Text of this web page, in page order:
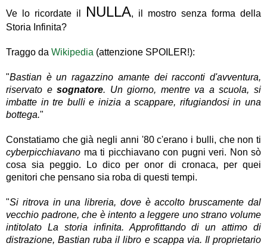
Ve lo ricordate il NULLA, il mostro senza forma della
Storia Infinita?
Traggo da Wikipedia (attenzione SPOILER!):
"Bastian è un ragazzino amante dei racconti d'avventura,
riservato esognatore. Un giorno, mentre va a scuola, si
imbatte in tre bulli e inizia a scappare, rifugiandosi in una
bottega."
Constatiamo che già negli anni '80 c'erano i bulli, che non ti
cyberpicchiavano ma ti picchiavano con pugni veri. Non sò
cosa sia peggio. Lo dico per onor di cronaca, per quei
genitori che pensano sia roba di questi tempi.
"Si ritrova in una libreria, dove è accolto bruscamente dal
vecchio padrone, che è intento a leggere uno strano volume
intitolato La storia infinita. Approfittando di un attimo di
distrazione, Bastian ruba il libro e scappa via. Il proprietario